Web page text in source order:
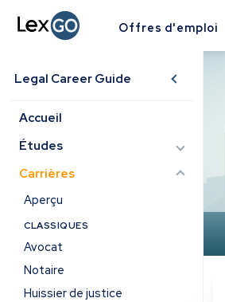
Offres d'emploi
Legal Career Guide
Accueil
Études
Carrières
Aperçu
CLASSIQUES
Avocat
Notaire
Huissier de justice